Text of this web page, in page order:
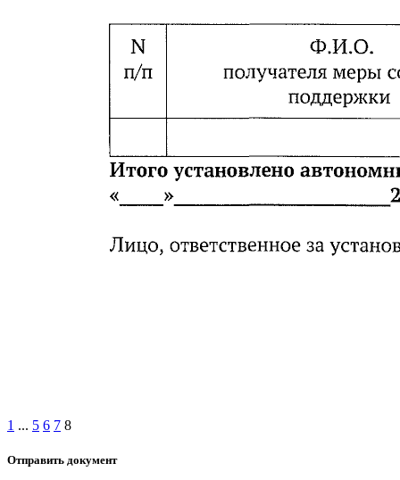
1 ... 5 6 7 8
Отправить документ